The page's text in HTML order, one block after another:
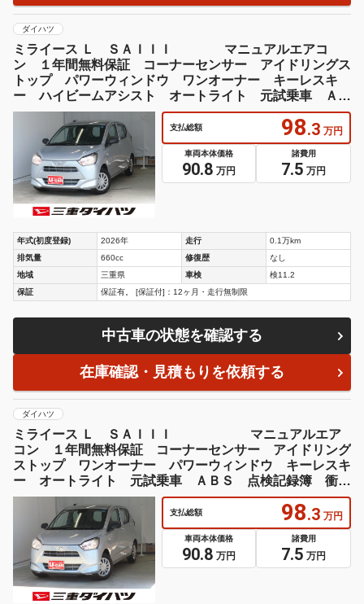
ダイハツ
ミライース Ｌ ＳＡＩＩＩ マニュアルエアコ
ン １年間無料保証 コーナーセンサー アイドリングス
トップ パワーウィンドウ ワンオーナー キーレスキ
ー ハイビームアシスト オートライト 元試乗車 ＡＢ
Ｓ 点検記録簿 衝突回避支援ブレーキ ペダル踏み間違
支払総額 98.3 万円
車両本体価格
90.8 万円
諸費用
7.5 万円
年式(初度登録) 2026年 走行
0.1万km
排気量
660cc 修復歴
なし
地域
三重県 車検
検11.2
保証
保証有。 [保証付]：12ヶ月・走行無制限
中古車の状態を確認する
在庫確認・見積もりを依頼する
ダイハツ
ミライース Ｌ ＳＡＩＩＩ マニュアルエア
コン １年間無料保証 コーナーセンサー アイドリング
ストップ ワンオーナー パワーウィンドウ キーレスキ
ー オートライト 元試乗車 ＡＢＳ 点検記録簿 衝突
回避支援ブレーキ ペダル踏み間違い抑制
支払総額 98.3 万円
車両本体価格
90.8 万円
諸費用
7.5 万円